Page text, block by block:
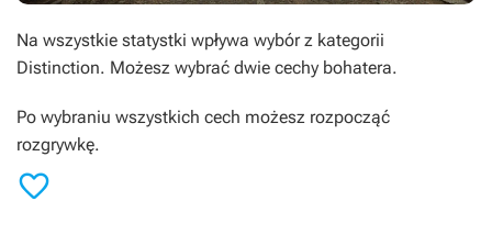
Na wszystkie statystki wpływa wybór z kategorii
Distinction. Możesz wybrać dwie cechy bohatera.
Po wybraniu wszystkich cech możesz rozpocząć
rozgrywkę.
